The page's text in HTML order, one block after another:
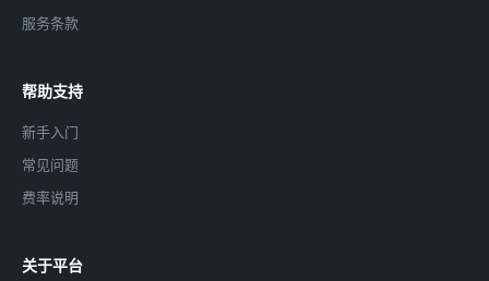
服务条款
帮助支持
新手入门
常见问题
费率说明
关于平台